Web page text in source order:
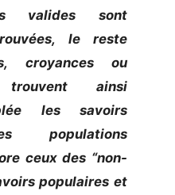
valides sont
le reste
croyances ou
ainsi
les savoirs
populations
ceux des “non-
populaires et